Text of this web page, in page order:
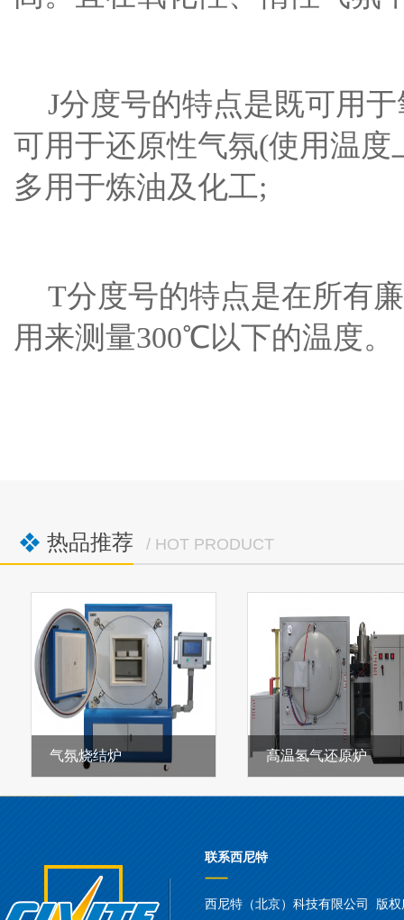
J分度号的特点是既可用
可用于还原性气氛(使用温
多用于炼油及化工;
T分度号的特点是在所有
用来测量300℃以下的温度。
热品推荐 / HOT PRODUCT
气氛烧结炉 高温氢气还原炉
联系西尼特
西尼特（北京）科技有限公司
版